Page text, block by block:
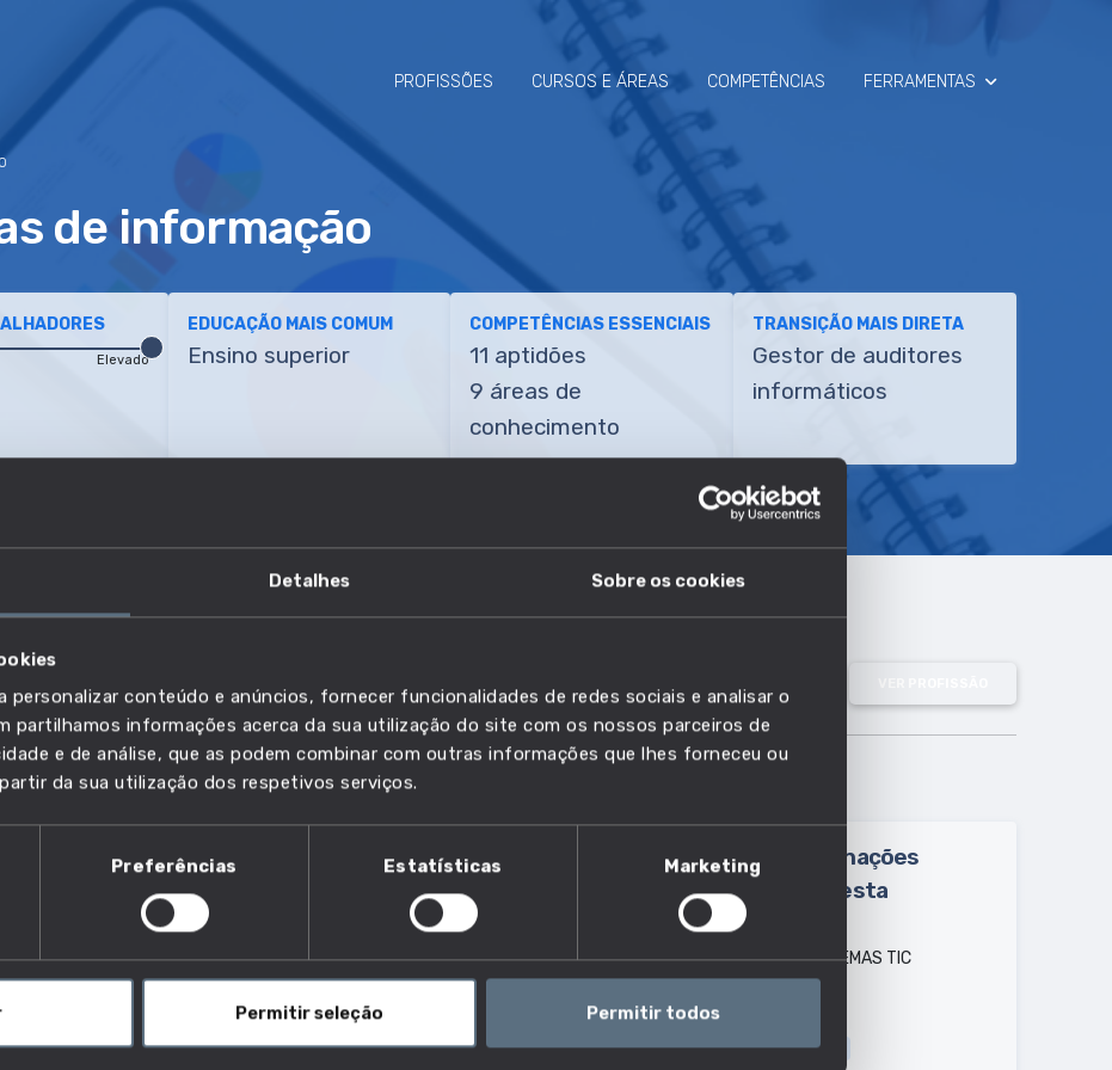
Detalhes Sobre os cookies
personalizar conteúdo e anúncios, fornecer funcionalidades de redes sociais e analisar o
partilhamos informações acerca da sua utilização do site com os nossos parceiros de
e de análise, que as podem combinar com outras informações que lhes forneceu ou
da sua utilização dos respetivos serviços.
Preferências Estatísticas Marketing
Permitir seleção Permitir todos
PROFISSÕES CURSOS E ÁREAS COMPETÊNCIAS FERRAMENTAS
de informação
Elevado
EDUCAÇÃO MAIS COMUM
Ensino superior
COMPETÊNCIAS ESSENCIAIS
11 aptidões
9 áreas de
conhecimento
TRANSIÇÃO MAIS DIRETA
Gestor de auditores
informáticos
de informação?
auditorias aos sistemas de informação, às
em conformidade com as normas empresariais
e segurança. Avaliam as infraestruturas de TIC em
controlos para atenuar as perdas. Determinam e
controlos de gestão de riscos e à implementação de
Outras designações
usadas para esta
profissão:
AUDITOR DE SISTEMAS TIC
Dados Profissão